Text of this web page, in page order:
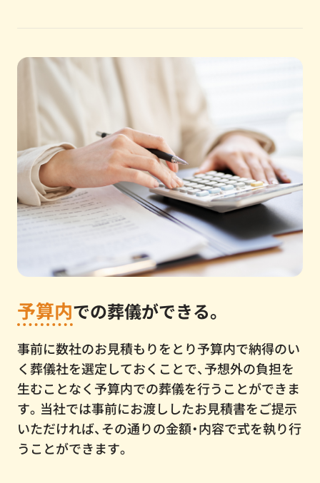
予算内での葬儀ができる。
事前に数社のお見積もりをとり予算内で納得のい
く葬儀社を選定しておくことで、予想外の負担を
生むことなく予算内での葬儀を行うことができま
す。当社では事前にお渡ししたお見積書をご提示
いただければ、その通りの金額・内容で式を執り行
うことができます。